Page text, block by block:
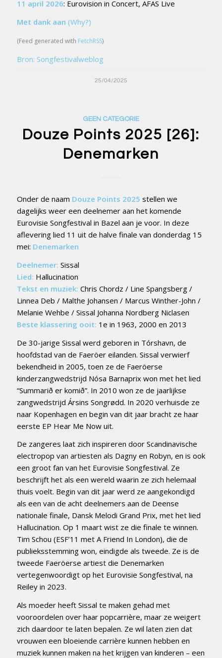
11 april 2026: Eurovision in Concert, AFAS Live
Met dank aan (Why?)
(Feed generated with FetchRSS)
Bron: Songfestivalweblog
25/04/2025
GEEN CATEGORIE
Douze Points 2025 [26]:
Denemarken
Onder de naam Douze Points 2025 stellen we
dagelijks weer een deelnemer aan het komende
Eurovisie Songfestival in Bazel aan je voor. In deze
aflevering lied 11 uit de halve finale van donderdag 15
mei: Denemarken
Deelnemer: Sissal
Lied: Hallucination
Tekst en muziek: Chris Chordz / Line Spangsberg /
Linnea Deb / Malthe Johansen / Marcus Winther-John /
Melanie Wehbe / Sissal Johanna Nordberg Niclasen
Beste klassering ooit: 1e in 1963, 2000 en 2013
De 30-jarige Sissal werd geboren in Tórshavn, de
hoofdstad van de Faeröer eilanden. Sissal verwierf
bekendheid in 2005, toen ze de Faeröerse
kinderzangwedstrijd Nósa Barnaprix won met het lied
“Summarið er komið”. In 2010 won ze de jaarlijkse
zangwedstrijd Ársins Songrødd. In 2020 verhuisde ze
naar Kopenhagen en begin van dit jaar bracht ze haar
eerste EP Hear Me Now uit.
De zangeres laat zich inspireren door Scandinavische
electropop van artiesten als Dagny en Robyn, en is ook
een groot fan van het Eurovisie Songfestival. Ze
beschrijft het als een wereld waarin ze zich helemaal
thuis voelt. Begin van dit jaar werd ze aangekondigd
als een van de acht deelnemers aan de Deense
nationale finale, Dansk Melodi Grand Prix, met het lied
Hallucination. Op 1 maart wist ze die finale te winnen.
Tim Schou (ESF’11 met A Friend In London), die de
publieksstemming won, eindigde als tweede. Ze is de
tweede Faeröerse artiest die Denemarken
vertegenwoordigt op het Eurovisie Songfestival, na
Reiley in 2023.
Als moeder heeft Sissal te maken gehad met
vooroordelen over haar popcarrière, maar ze weigert
zich daardoor te laten bepalen. Ze wil laten zien dat
vrouwen een bloeiende carrière kunnen hebben en
muziek kunnen maken na het krijgen van kinderen – een